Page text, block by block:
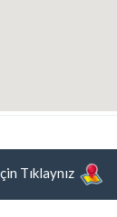
Tıklaynız